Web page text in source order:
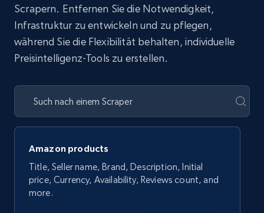
Scrapern. Entfernen Sie die Notwendigkeit,
Infrastruktur zu entwickeln und zu pflegen,
während Sie die Flexibilität behalten, individuelle
Preisintelligenz-Tools zu erstellen.
Amazon products
Title, Seller name, Brand, Description, Initial
price, Currency, Availability, Reviews count, and
more.